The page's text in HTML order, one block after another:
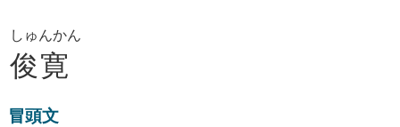
しゅんかん
俊寛
冒頭文